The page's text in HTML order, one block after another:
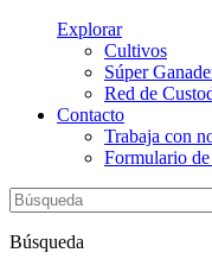
Explorar
Cultivos
Súper
Red de
Contacto
Trabaja con
Formulario
Búsqueda